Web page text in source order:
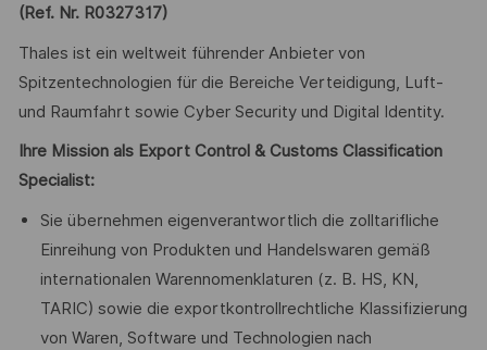
(Ref. Nr. R0327317)
Thales ist ein weltweit führender Anbieter von
Spitzentechnologien für die Bereiche Verteidigung, Luft-
und Raumfahrt sowie Cyber Security und Digital Identity.
Ihre Mission als Export Control & Customs Classification
Specialist:
Sie übernehmen eigenverantwortlich die zolltarifliche
Einreihung von Produkten und Handelswaren gemäß
internationalen Warennomenklaturen (z. B. HS, KN,
TARIC) sowie die exportkontrollrechtliche Klassifizierung
von Waren, Software und Technologien nach